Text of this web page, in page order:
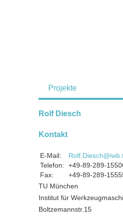
Projekte
Rolf Diesch
Kontakt
E-Mail:
Telefon:
+49-89-289-
Fax:
+49-89-289-
TU München
Institut für
Boltzemannstr.15